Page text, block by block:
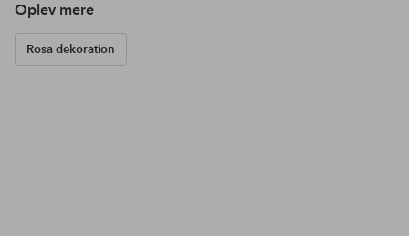
Oplev mere
Rosa dekoration